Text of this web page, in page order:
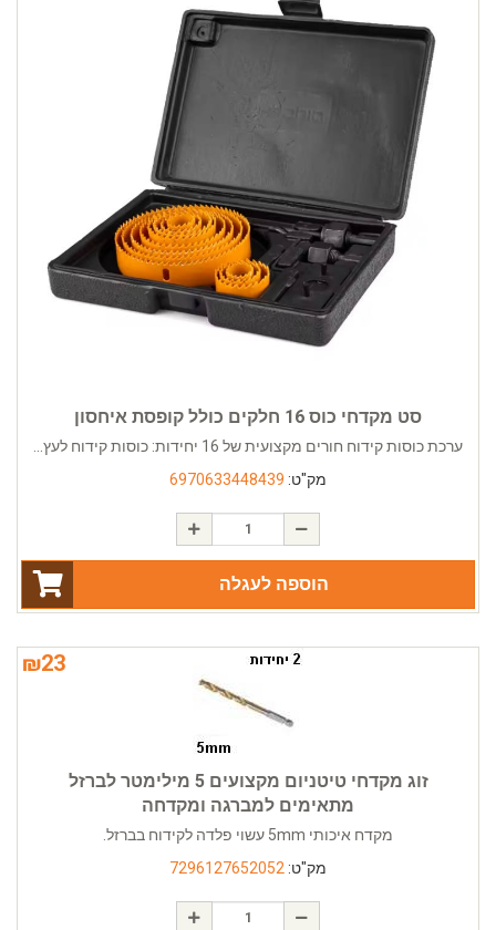
סט מקדחי כוס 16 חלקים כולל קופסת איחסון
ערכת כוסות קידוח חורים מקצועית של 16 יחידות: כוסות קידוח לעץ...
מק"ט: 6970633448439
הוספה לעגלה
₪23
זוג מקדחי טיטניום מקצועים 5 מילימטר לברזל
מתאימים למברגה ומקדחה
מקדח איכותי 5mm עשוי פלדה לקידוח בברזל.
מק"ט: 7296127652052